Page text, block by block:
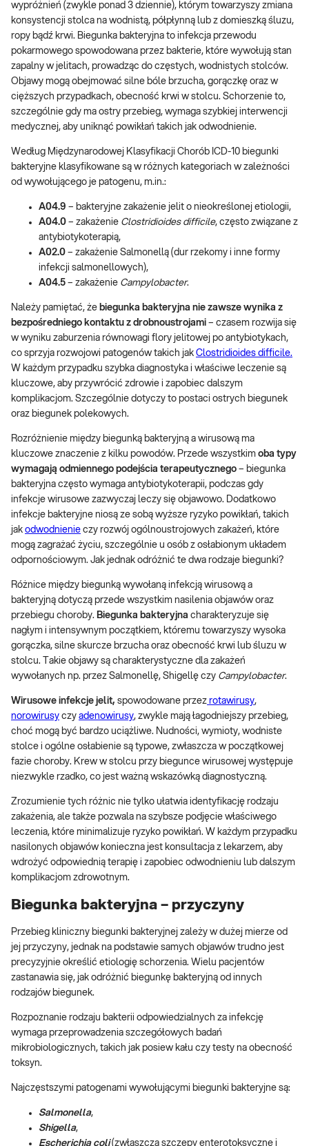
wypróżnień (zwykle ponad 3 dziennie), którym towarzyszy zmiana
konsystencji stolca na wodnistą, półpłynną lub z domieszką śluzu,
ropy bądź krwi. Biegunka bakteryjna to infekcja przewodu
pokarmowego spowodowana przez bakterie, które wywołują stan
zapalny w jelitach, prowadząc do częstych, wodnistych stolców.
Objawy mogą obejmować silne bóle brzucha, gorączkę oraz w
cięższych przypadkach, obecność krwi w stolcu. Schorzenie to,
szczególnie gdy ma ostry przebieg, wymaga szybkiej interwencji
medycznej, aby uniknąć powikłań takich jak odwodnienie.
Według Międzynarodowej Klasyfikacji Chorób ICD-10 biegunki
bakteryjne klasyfikowane są w różnych kategoriach w zależności
od wywołującego je patogenu, m.in.:
A04.9 – bakteryjne zakażenie jelit o nieokreślonej etiologii,
A04.0 – zakażenie Clostridioides difficile, często związane z
antybiotykoterapią,
A02.0 – zakażenie Salmonellą (dur rzekomy i inne formy
infekcji salmonellowych),
A04.5 – zakażenie Campylobacter.
Należy pamiętać, że biegunka bakteryjna nie zawsze wynika z
bezpośredniego kontaktu z drobnoustrojami – czasem rozwija się
w wyniku zaburzenia równowagi flory jelitowej po antybiotykach,
co sprzyja rozwojowi patogenów takich jak Clostridioides difficile.
W każdym przypadku szybka diagnostyka i właściwe leczenie są
kluczowe, aby przywrócić zdrowie i zapobiec dalszym
komplikacjom. Szczególnie dotyczy to postaci ostrych biegunek
oraz biegunek polekowych.
Rozróżnienie między biegunką bakteryjną a wirusową ma
kluczowe znaczenie z kilku powodów. Przede wszystkim oba typy
wymagają odmiennego podejścia terapeutycznego – biegunka
bakteryjna często wymaga antybiotykoterapii, podczas gdy
infekcje wirusowe zazwyczaj leczy się objawowo. Dodatkowo
infekcje bakteryjne niosą ze sobą wyższe ryzyko powikłań, takich
jak odwodnienie czy rozwój ogólnoustrojowych zakażeń, które
mogą zagrażać życiu, szczególnie u osób z osłabionym układem
odpornościowym. Jak jednak odróżnić te dwa rodzaje biegunki?
Różnice między biegunką wywołaną infekcją wirusową a
bakteryjną dotyczą przede wszystkim nasilenia objawów oraz
przebiegu choroby. Biegunka bakteryjna charakteryzuje się
nagłym i intensywnym początkiem, któremu towarzyszy wysoka
gorączka, silne skurcze brzucha oraz obecność krwi lub śluzu w
stolcu. Takie objawy są charakterystyczne dla zakażeń
wywołanych np. przez Salmonellę, Shigellę czy Campylobacter.
Wirusowe infekcje jelit, spowodowane przez rotawirusy,
norowirusy czy adenowirusy, zwykle mają łagodniejszy przebieg,
choć mogą być bardzo uciążliwe. Nudności, wymioty, wodniste
stolce i ogólne osłabienie są typowe, zwłaszcza w początkowej
fazie choroby. Krew w stolcu przy biegunce wirusowej występuje
niezwykle rzadko, co jest ważną wskazówką diagnostyczną.
Zrozumienie tych różnic nie tylko ułatwia identyfikację rodzaju
zakażenia, ale także pozwala na szybsze podjęcie właściwego
leczenia, które minimalizuje ryzyko powikłań. W każdym przypadku
nasilonych objawów konieczna jest konsultacja z lekarzem, aby
wdrożyć odpowiednią terapię i zapobiec odwodnieniu lub dalszym
komplikacjom zdrowotnym.
Biegunka bakteryjna – przyczyny
Przebieg kliniczny biegunki bakteryjnej zależy w dużej mierze od
jej przyczyny, jednak na podstawie samych objawów trudno jest
precyzyjnie określić etiologię schorzenia. Wielu pacjentów
zastanawia się, jak odróżnić biegunkę bakteryjną od innych
rodzajów biegunek.
Rozpoznanie rodzaju bakterii odpowiedzialnych za infekcję
wymaga przeprowadzenia szczegółowych badań
mikrobiologicznych, takich jak posiew kału czy testy na obecność
toksyn.
Najczęstszymi patogenami wywołującymi biegunki bakteryjne są:
Salmonella,
Shigella,
Escherichia coli(zwłaszcza szczepy enterotoksyczne i